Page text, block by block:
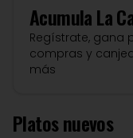
AcumulaLa
Regístrate, gana
compras y
más
Platos nuevos